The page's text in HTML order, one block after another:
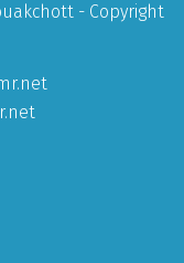
- Copyright